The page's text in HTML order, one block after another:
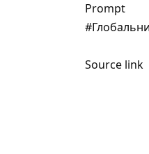
Prompt
Source link